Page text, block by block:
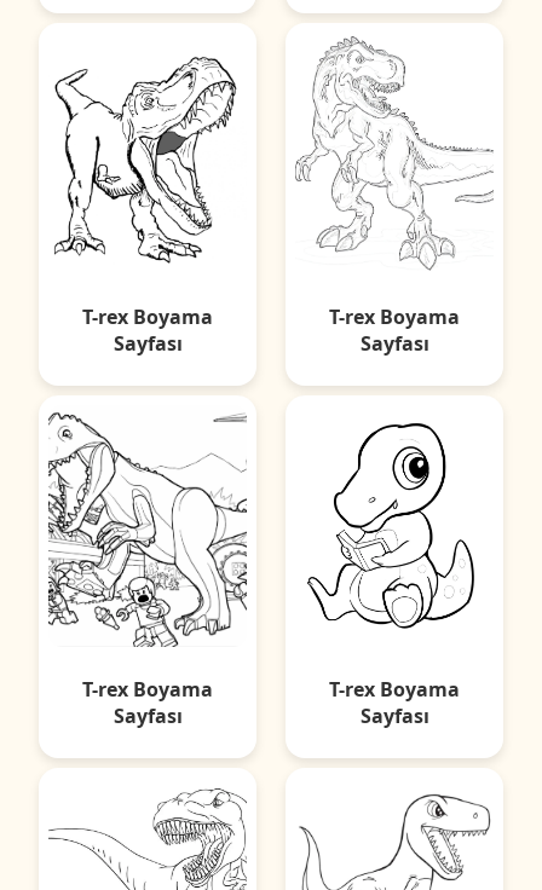
T-rex Boyama
Sayfası
T-rex Boyama
Sayfası
T-rex Boyama
Sayfası
T-rex Boyama
Sayfası